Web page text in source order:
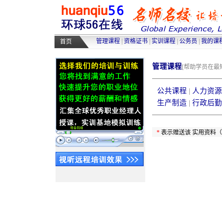
高级人力资源管理师培训 |高级物
采购师培训 |物流师培训 人力资
首页 管理课程 资格证书 实训课程 公务员 我的课
管理课程[帮助学员在最
公共课程 | 人力资源
生产制造 | 行政后勤
* 表示赠送该 实用资料